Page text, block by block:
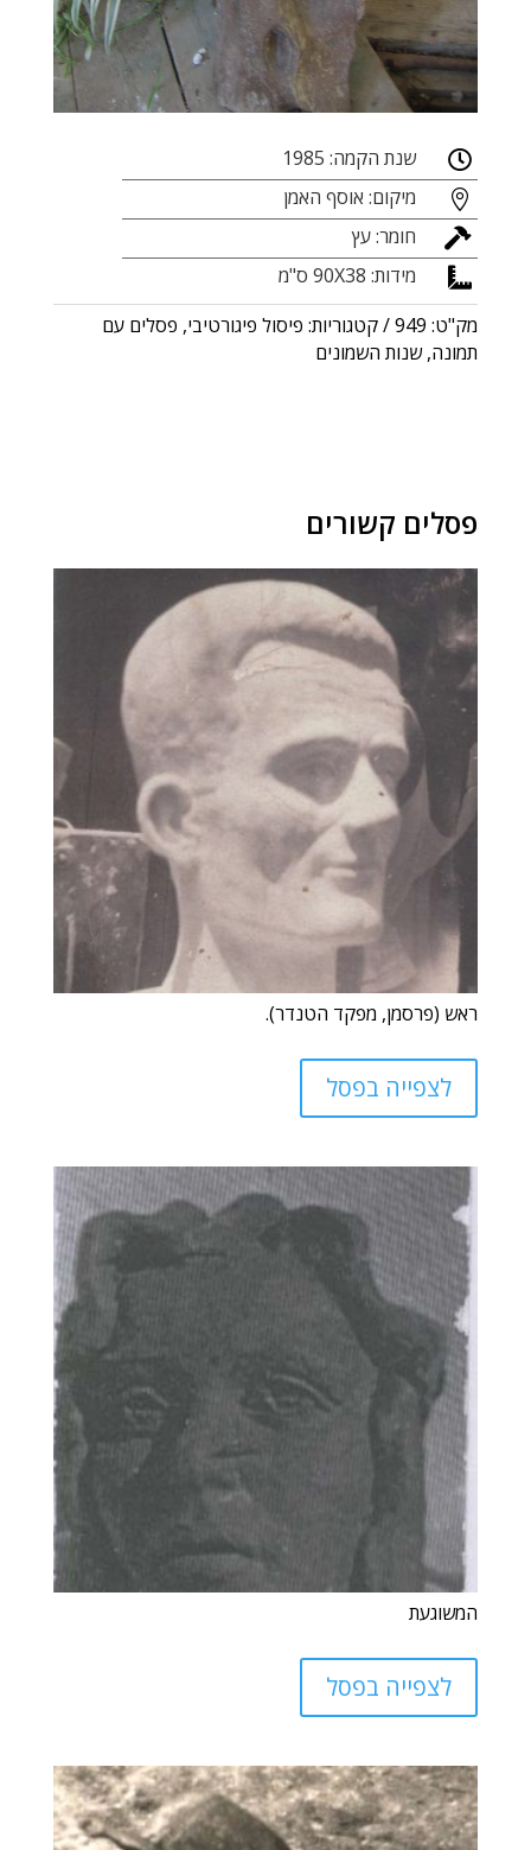
 שנת הקמה: 1985
 מיקום: אוסף האמן
 חומר: עץ

מידות: 90X38 ס"מ
מק"ט: 949 קטגוריות: פיסול פיגורטיבי, פסלים עם
תמונה,שנות השמונים
פסלים קשורים
ראש (פרסמן, מפקד הטנדר).
לצפייה בפסל
המשוגעת
לצפייה בפסל